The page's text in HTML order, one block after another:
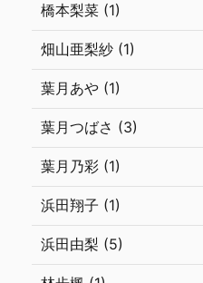
橋本梨菜 (1)
畑山亜梨紗 (1)
葉月あや (1)
葉月つばさ (3)
葉月乃彩 (1)
浜田翔子 (1)
浜田由梨 (5)